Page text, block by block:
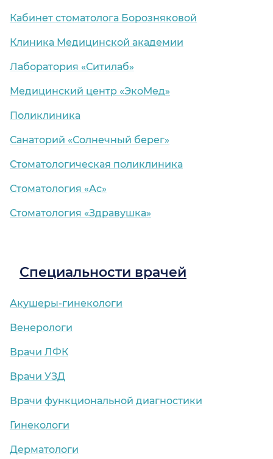
Кабинет стоматолога Борозняковой
Клиника Медицинской академии
Лаборатория «Ситилаб»
Медицинский центр «ЭкоМед»
Поликлиника
Санаторий «Солнечный берег»
Стоматологическая поликлиника
Стоматология «Ас»
Стоматология «Здравушка»
Специальности врачей
Акушеры-гинекологи
Венерологи
Врачи ЛФК
Врачи УЗД
Врачи функциональной диагностики
Гинекологи
Дерматологи